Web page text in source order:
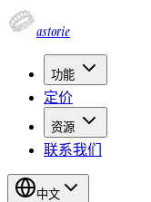
astorie
功能
定价
资源
联系我们
中文